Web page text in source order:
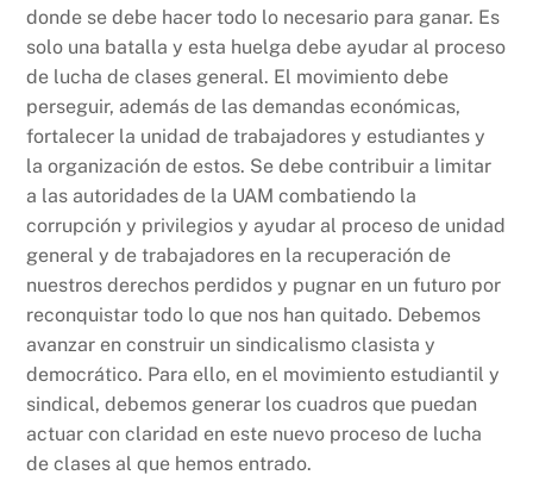
donde se debe hacer todo lo necesario para ganar. Es
solo una batalla y esta huelga debe ayudar al proceso
de lucha de clases general. El movimiento debe
perseguir, además de las demandas económicas,
fortalecer la unidad de trabajadores y estudiantes y
la organización de estos. Se debe contribuir a limitar
a las autoridades de la UAM combatiendo la
corrupción y privilegios y ayudar al proceso de unidad
general y de trabajadores en la recuperación de
nuestros derechos perdidos y pugnar en un futuro por
reconquistar todo lo que nos han quitado. Debemos
avanzar en construir un sindicalismo clasista y
democrático. Para ello, en el movimiento estudiantil y
sindical, debemos generar los cuadros que puedan
actuar con claridad en este nuevo proceso de lucha
de clases al que hemos entrado.